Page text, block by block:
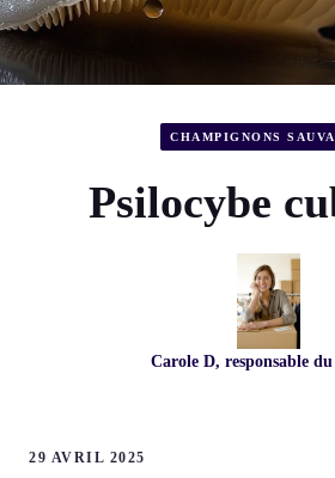
CHAMPIGNONS
Psilocybe
Carole D, responsable
29 AVRIL 2025